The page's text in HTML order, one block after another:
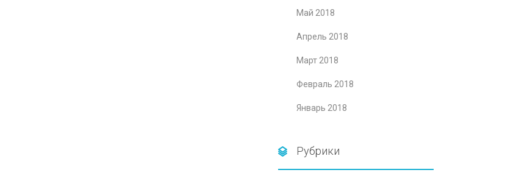
Май 2018
Апрель 2018
Март 2018
Февраль 2018
Январь 2018
Рубрики